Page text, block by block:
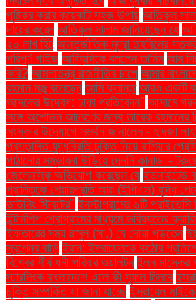
পুষ্টিকর করার কয়েকটি সহজ উপায় আতিকুল
দায়ের করেন আতিকুল সালাম জানিয়েছেন যে
২০ লাখ হিট আন্তর্জাতিক মুদ্রা তহবিলের
পরিপূর্ণ গাইড আফ্রিদিকে বললেন তামিম আম
করি? আমলাতন্ত্র রাজনীতির চাপে আমার
রহমান মঞ্জু বলেছেন আমি ক্লান্ত আরও একটি
আসকের উদ্বেগ: ঢাকা প্রতিবেদন" আসামে গরুর
সঙ্গে অশোভন আচরণের জন্য তারেক রহমানের
সংস্কার উদ্যোগে সমর্থন জানালেন - হাদজা
প্রস্তাবিত যুদ্ধবিরতি চুক্তি নিয়ে রাশিয়ার
পাঠানোর সম্ভাবনা উড়িয়ে দেননি কানাডা -
জেলেনস্কি অভিযোগ করেছেন যে ইউনাইটেড
প্রান্তিকে শেয়ারপ্রতি আয় (ইপিএস) বৃদ্ধি
ডাউনিং স্ট্রিটের" ইনস্টাগ্রামের ৬টি
ইন্টার্নশিপ প্রোগ্রামের মাধ্যমে ভবিষ্যতের
ইফতারের সময় রাসুল (সা.) যে দোয়া পড়তেন
স্বপ্নের বাড়ি ইরান: ইসরায়েলকে কঠোর
বিশ্বের শীর্ষ ধনী পরিবার ওয়ালটন ইলন মাস্কের
স্টারলিংক বাংলাদেশে এলে কী সুফল মিলবে
চুক্তি সম্পর্কিত যা জানা যাচ্ছে ইসরায়েল